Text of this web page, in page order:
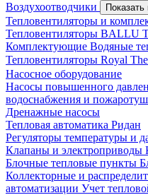
Воздухоотводчики
Показать
Тепловентиляторы и
Тепловентиляторы BALLU
Комплектующие Водяные
Тепловентиляторы Royal
Насосное оборудование
Насосы повышенного
водоснабжения и
Дренажные насосы
Тепловая автоматика Ридан
Регуляторы температуры и
Клапаны и электроприводы
Блочные тепловые пункты
Коллекторные и
автоматизации Учет